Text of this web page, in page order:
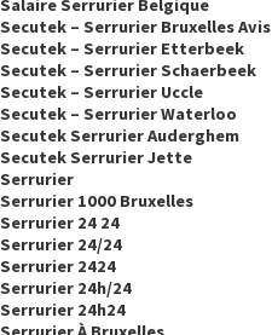
Salaire Serrurier Belgique
Secutek – Serrurier Bruxelles Avis
Secutek – Serrurier Etterbeek
Secutek – Serrurier Schaerbeek
Secutek – Serrurier Uccle
Secutek – Serrurier Waterloo
Secutek Serrurier Auderghem
Secutek Serrurier Jette
Serrurier
Serrurier 1000 Bruxelles
Serrurier 24 24
Serrurier 24/24
Serrurier 2424
Serrurier 24h/24
Serrurier 24h24